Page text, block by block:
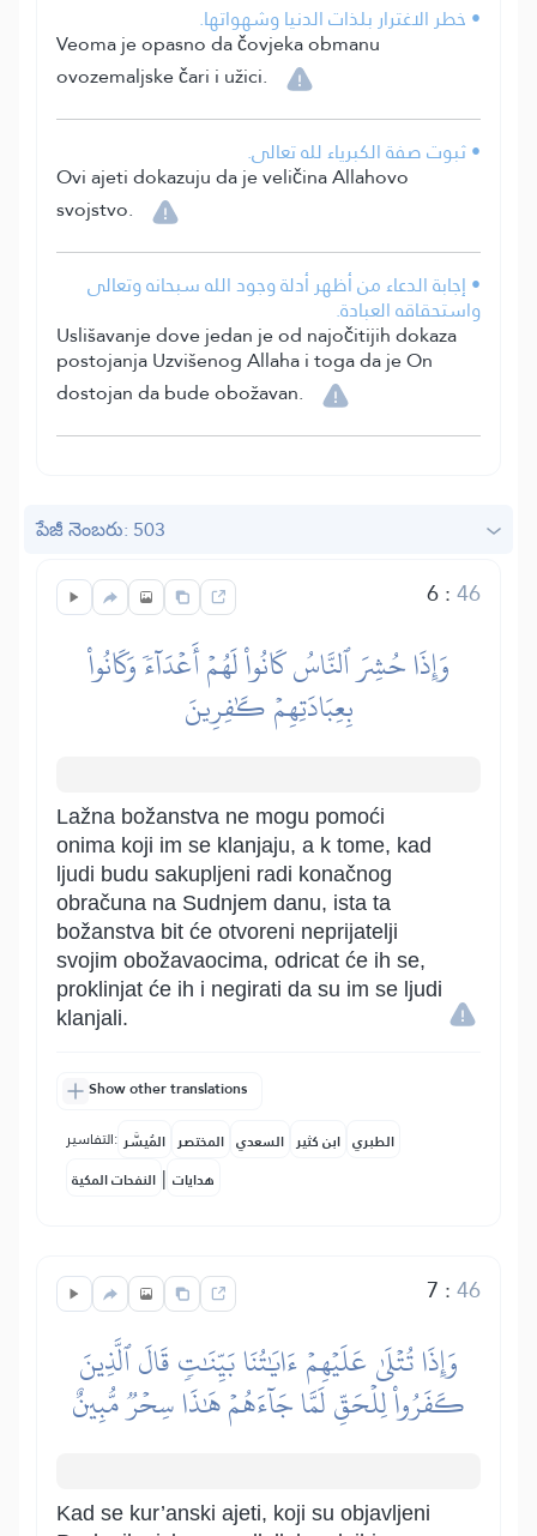
• خطر الاغترار بلذات الدنيا وشهواتها.
Veoma je opasno da čovjeka obmanu
ovozemaljske čari i užici.
• ثبوت صفة الكبرياء لله تعالى.
Ovi ajeti dokazuju da je veličina Allahovo
svojstvo.
• إجابة الدعاء من أظهر أدلة وجود الله سبحانه وتعالى
واستحقاقه العبادة.
Uslišavanje dove jedan je od najočitijih dokaza
postojanja Uzvišenog Allaha i toga da je On
dostojan da bude obožavan.
పేజీ నెంబరు: 503
6:46
وَإِذَا حُشِرَ ٱلنَّاسُ كَانُواْ لَهُمۡ أَعۡدَآءٗ وَكَانُواْ
بِعِبَادَتِهِمۡ كَٰفِرِينَ
Lažna božanstva ne mogu pomoći
onima koji im se klanjaju, a k tome, kad
ljudi budu sakupljeni radi konačnog
obračuna na Sudnjem danu, ista ta
božanstva bit će otvoreni neprijatelji
svojim obožavaocima, odricat će ih se,
proklinjat će ih i negirati da su im se ljudi
klanjali.
Show other translations
التفاسير: المُيسَّر المختصر السعدي ابن كثير الطبري
النفحات المكية | هدايات
7 :46
وَإِذَا تُتۡلَىٰ عَلَيۡهِمۡ ءَايَٰتُنَا بَيِّنَٰتٖ قَالَ ٱلَّذِينَ
كَفَرُواْ لِلۡحَقِّ لَمَّا جَآءَهُمۡ هَٰذَا سِحۡرٞ مُّبِينٌ
Kad se kur’anski ajeti, koji su objavljeni